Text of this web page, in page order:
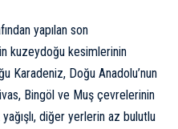
yapılan son
kuzeydoğu kesimlerinin
Karadeniz, Doğu Anadolu’nun
Bingöl ve Muş çevrelerinin
diğer yerlerin az bulutlu